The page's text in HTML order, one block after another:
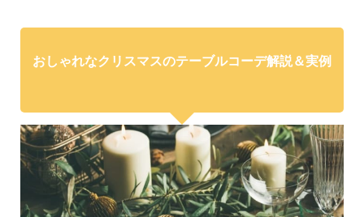
おしゃれなクリスマスのテーブルコーデ解説＆実例